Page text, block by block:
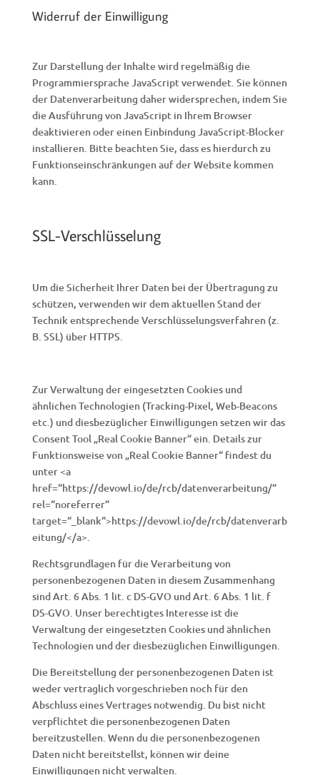
Widerruf der Einwilligung
Zur Darstellung der Inhalte wird regelmäßig die
Programmiersprache JavaScript verwendet. Sie können
der Datenverarbeitung daher widersprechen, indem Sie
die Ausführung von JavaScript in Ihrem Browser
deaktivieren oder einen Einbindung JavaScript-Blocker
installieren. Bitte beachten Sie, dass es hierdurch zu
Funktionseinschränkungen auf der Website kommen
kann.
SSL-Verschlüsselung
Um die Sicherheit Ihrer Daten bei der Übertragung zu
schützen, verwenden wir dem aktuellen Stand der
Technik entsprechende Verschlüsselungsverfahren (z.
B. SSL) über HTTPS.
Zur Verwaltung der eingesetzten Cookies und
ähnlichen Technologien (Tracking-Pixel, Web-Beacons
etc.) und diesbezüglicher Einwilligungen setzen wir das
Consent Tool „Real Cookie Banner“ ein. Details zur
Funktionsweise von „Real Cookie Banner“ findest du
unter <a
href=“https://devowl.io/de/rcb/datenverarbeitung/“
rel=“noreferrer“
target=“_blank“>https://devowl.io/de/rcb/datenverarb
eitung/</a>.
Rechtsgrundlagen für die Verarbeitung von
personenbezogenen Daten in diesem Zusammenhang
sind Art. 6 Abs. 1 lit. c DS-GVO und Art. 6 Abs. 1 lit. f
DS-GVO. Unser berechtigtes Interesse ist die
Verwaltung der eingesetzten Cookies und ähnlichen
Technologien und der diesbezüglichen Einwilligungen.
Die Bereitstellung der personenbezogenen Daten ist
weder vertraglich vorgeschrieben noch für den
Abschluss eines Vertrages notwendig. Du bist nicht
verpflichtet die personenbezogenen Daten
bereitzustellen. Wenn du die personenbezogenen
Daten nicht bereitstellst, können wir deine
Einwilligungen nicht verwalten.